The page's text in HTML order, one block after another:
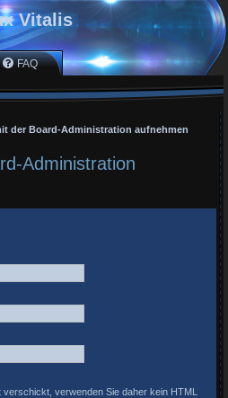
Vitalis
FAQ
der Board-Administration aufnehmen
Administration
verwenden Sie daher kein HTML